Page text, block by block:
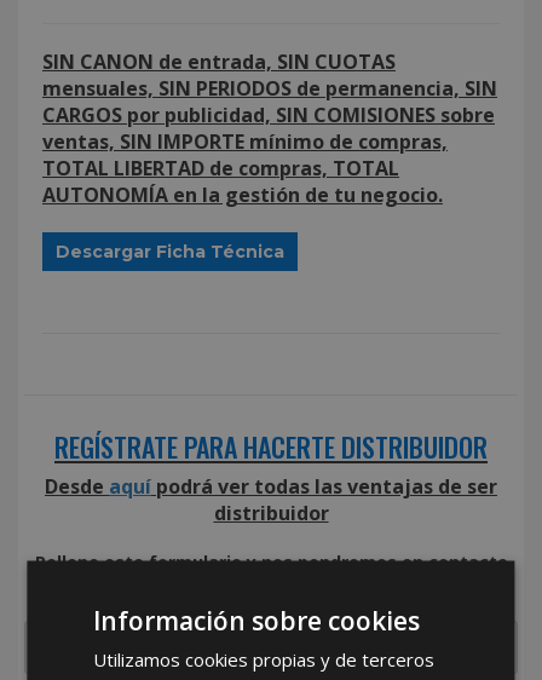
SIN CANON de entrada, SIN CUOTAS
mensuales, SIN PERIODOS de permanencia, SIN
CARGOS por publicidad, SIN COMISIONES sobre
ventas, SIN IMPORTE mínimo de compras,
TOTAL LIBERTAD de compras, TOTAL
AUTONOMÍA en la gestión de tu negocio.
Descargar Ficha Técnica
REGÍSTRATE PARA HACERTE DISTRIBUIDOR
Desde aquí podrá ver todas las ventajas de ser
distribuidor
Rellene este formulario y nos pondremos en contacto
Información sobre cookies
Utilizamos cookies propias y de terceros